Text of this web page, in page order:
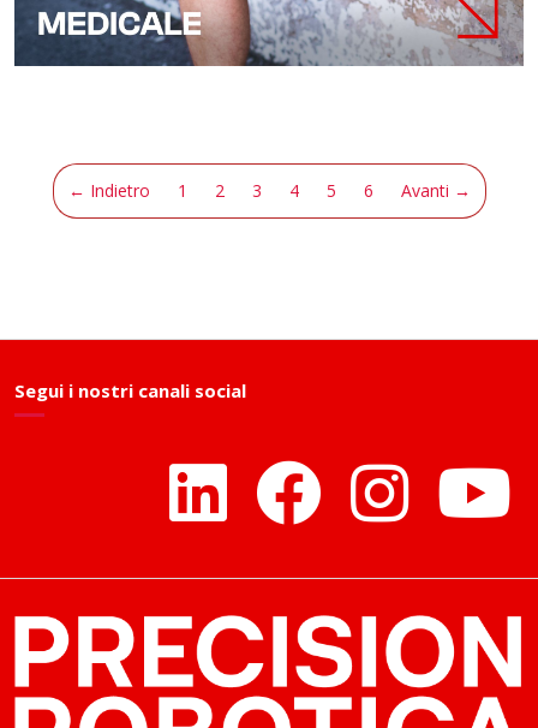
← Indietro 1 2 3 4(attuale)
5 6 Avanti →
Segui i nostri canali social